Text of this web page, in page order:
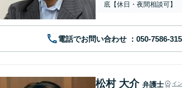
底【休日・夜間相談可】
電話でお問い合わせ
松村 大介 弁護士 イ